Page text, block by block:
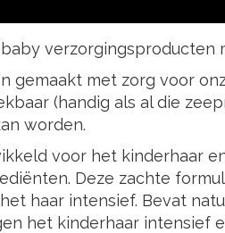
gemaakt met zorg voor
(handig als al die
worden.
voor het kinderhaar
Deze zachte
haar intensief. Bevat
het kinderhaar